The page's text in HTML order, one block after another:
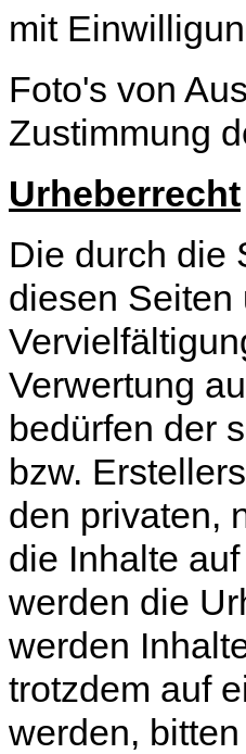
mit
Foto's von
Zustimmung
Urheberrecht
Die durch die
diesen Seiten
Verwertung
bedürfen der
bzw.
den privaten,
die Inhalte
werden die
werden
trotzdem auf
werden,